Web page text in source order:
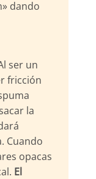
dando
ser un
fricción
la
Cuando
opacas
El